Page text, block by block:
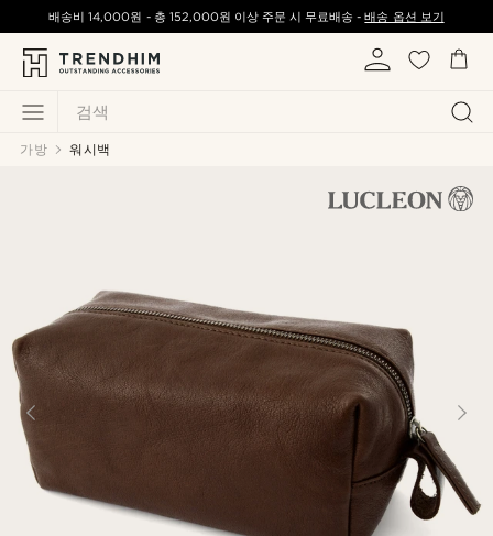
검색
배송비14,000원 - 총 152,000원 이상 주문 시 무료배송 -배송 옵션 보기
가방 워시백